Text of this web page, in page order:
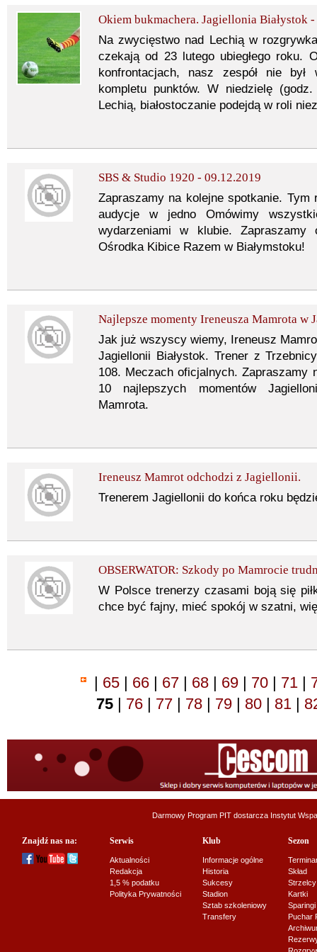
Okiem bukmachera. Jagiellonia Białystok
Na zwycięstwo nad Lechią w
czekają od 23 lutego ubiegłego roku.
konfrontacjach, nasz zespół nie
kompletu punktów. W niedzielę
Lechią, białostoczanie podejdą w roli
SBS & Studio 1920 - 09.12.2019
Zapraszamy na kolejne spotkanie. Tym
audycje w jedno Omówimy
wydarzeniami w klubie.
Ośrodka Kibice Razem w Białymstoku!
Najlepsze momenty Ireneusza Mamrota w
Jak już wszyscy wiemy, Ireneusz
Jagiellonii Białystok. Trener z
108. Meczach oficjalnych. Zapraszamy
10 najlepszych momentów
Mamrota.
Ireneusz Mamrot odchodzi z Jagiellonii.
Trenerem Jagiellonii do końca roku
OBSERWATOR: Szkody po Mamrocie
W Polsce trenerzy czasami boją się
chce być fajny, mieć spokój w szatni,
| 65 | 66 | 67 | 68 | 69 | 70 | 71 |
75 | 76 | 77 | 78 | 79 | 80 | 81 |
Darmowy Program PIT dostarcza Instytut
Znajdź nas na: Serwis
Aktualności
Redakcja
1,5 % podatku
Polityka Prywatności
Klub
Informacje ogólne
Historia
Sukcesy
Stadion
Sztab szkoleniowy
Transfery
Sezon
Skład
Strzelcy
Kartki
Sparingi
Puchar